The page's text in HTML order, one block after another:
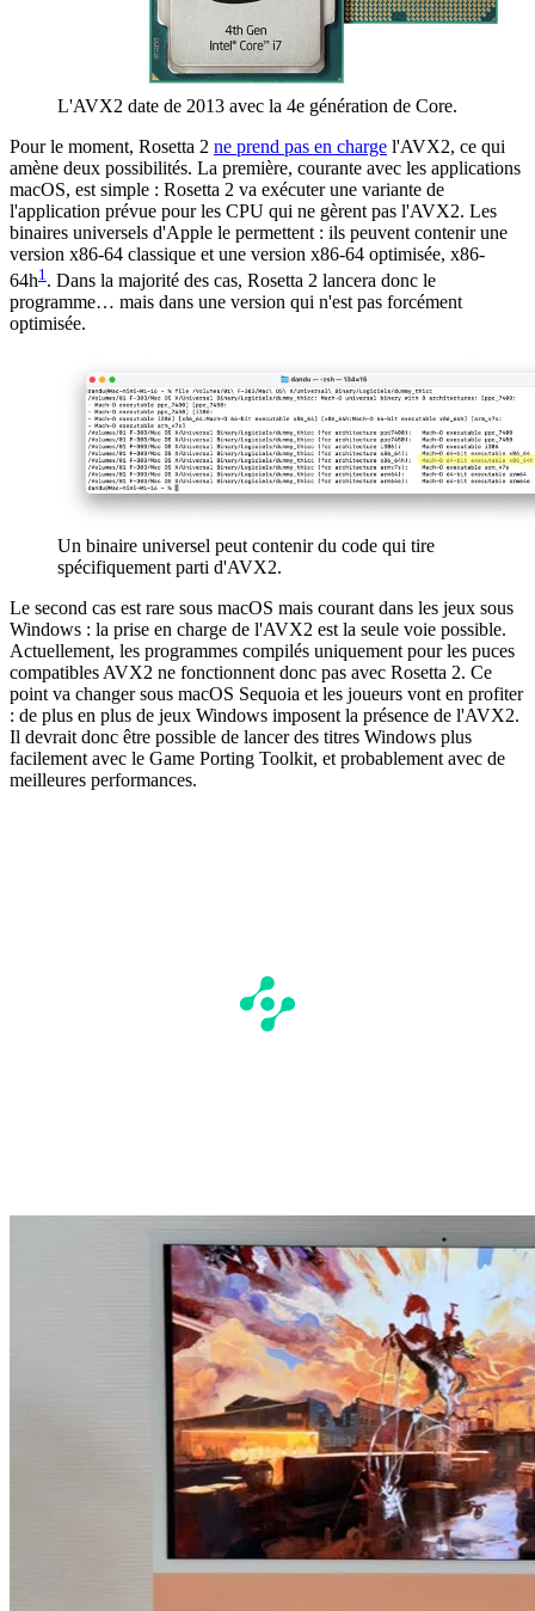
L'AVX2 date de 2013 avec la 4e génération de Core.
Pour le moment, Rosetta 2 ne prend pas en charge l'AVX2, ce qui
amène deux possibilités. La première, courante avec les applications
macOS, est simple : Rosetta 2 va exécuter une variante de
l'application prévue pour les CPU qui ne gèrent pas l'AVX2. Les
binaires universels d'Apple le permettent : ils peuvent contenir une
version x86-64 classique et une version x86-64 optimisée, x86-
64h1 . Dans la majorité des cas, Rosetta 2 lancera donc le
programme… mais dans une version qui n'est pas forcément
optimisée.
Un binaire universel peut contenir du code qui tire
spécifiquement parti d'AVX2.
Le second cas est rare sous macOS mais courant dans les jeux sous
Windows : la prise en charge de l'AVX2 est la seule voie possible.
Actuellement, les programmes compilés uniquement pour les puces
compatibles AVX2 ne fonctionnent donc pas avec Rosetta 2. Ce
point va changer sous macOS Sequoia et les joueurs vont en profiter
: de plus en plus de jeux Windows imposent la présence de l'AVX2.
Il devrait donc être possible de lancer des titres Windows plus
facilement avec le Game Porting Toolkit, et probablement avec de
meilleures performances.